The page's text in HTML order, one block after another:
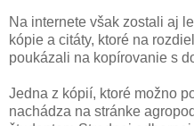
Na internete však zostali aj
kópie a citáty, ktoré na
poukázali na kopírovanie s
Jedna z kópií, ktoré možno
nachádza na stránke